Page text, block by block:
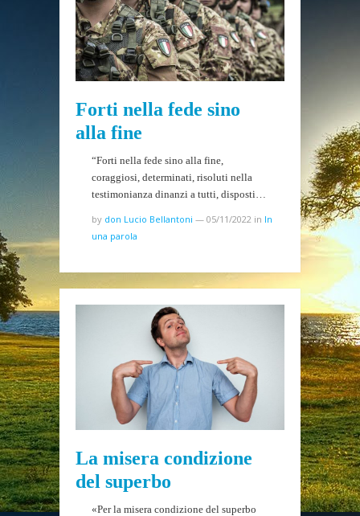
Forti nella fede sino
alla fine
“Forti nella fede sino alla fine,
coraggiosi, determinati, risoluti nella
testimonianza dinanzi a tutti, disposti…
by don Lucio Bellantoni — 05/11/2022 in In
una parola
La misera condizione
del superbo
«Per la misera condizione del superbo